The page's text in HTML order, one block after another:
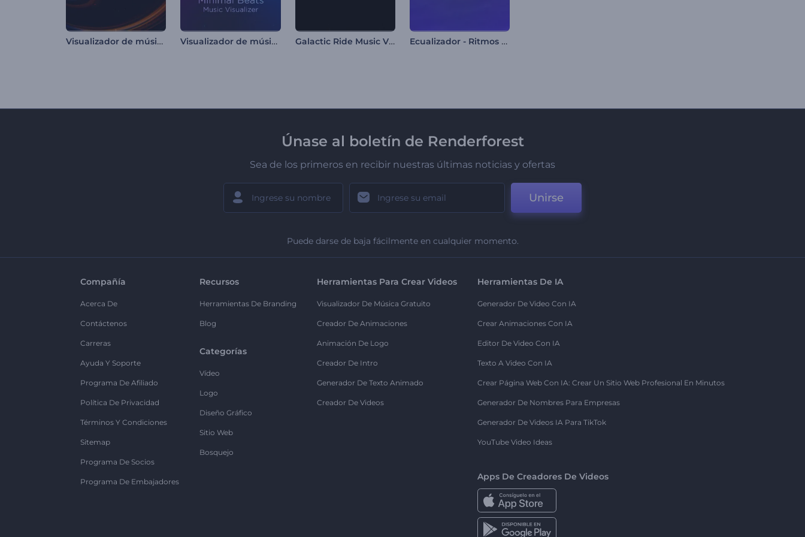
Visualizador de música con rayos ardientes Visualizador de música minimalista Galactic Ride Music Visualizer Ecualizador - Ritmos Eléctricos
Únase al boletín de Renderforest
Sea de los primeros en recibir nuestras últimas noticias y ofertas
Unirse
Puede darse de baja fácilmente en cualquier momento.
Compañía
Acerca De
Contáctenos
Carreras
Ayuda Y Soporte
Programa De Afiliado
Política De Privacidad
Términos Y Condiciones
Sitemap
Programa De Socios
Programa De Embajadores
Recursos
Herramientas De Branding
Blog
Categorías
Vídeo
Logo
Diseño Gráfico
Sitio Web
Bosquejo
Herramientas Para Crear Videos
Visualizador De Música Gratuito
Creador De Animaciones
Animación De Logo
Creador De Intro
Generador De Texto Animado
Creador De Videos
Herramientas De IA
Generador De Video Con IA
Crear Animaciones Con IA
Editor De Video Con IA
Texto A Video Con IA
Crear Página Web Con IA: Crear Un Sitio Web Profesional En Minutos
Generador De Nombres Para Empresas
Generador De Videos IA Para TikTok
YouTube Video Ideas
Apps De Creadores De Videos